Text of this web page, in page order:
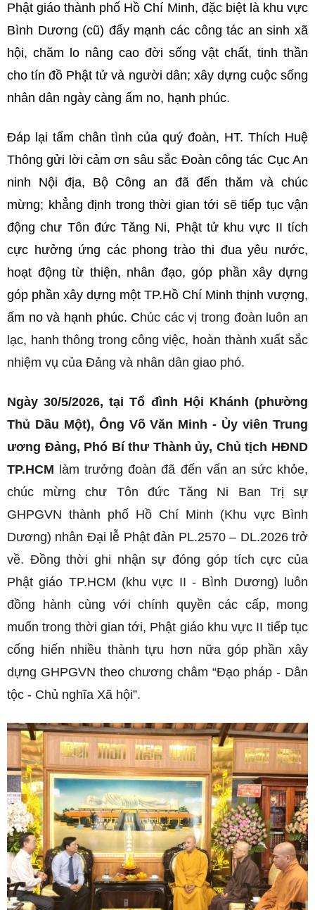
Phật giáo thành phố Hồ Chí Minh, đặc biệt là khu vực
Bình Dương (cũ) đẩy mạnh các công tác an sinh xã
hội, chăm lo nâng cao đời sống vật chất, tinh thần
cho tín đồ Phật tử và người dân; xây dựng cuộc sống
nhân dân ngày càng ấm no, hạnh phúc.
Đáp lại tấm chân tình của quý đoàn, HT. Thích Huệ
Thông gửi lời cảm ơn sâu sắc Đoàn công tác Cục An
ninh Nội địa, Bộ Công an đã đến thăm và chúc
mừng; khẳng định trong thời gian tới sẽ tiếp tục vận
động chư Tôn đức Tăng Ni, Phật tử khu vực II tích
cực hưởng ứng các phong trào thi đua yêu nước,
hoạt động từ thiện, nhân đạo, góp phần xây dựng
góp phần xây dựng một TP.Hồ Chí Minh thịnh vượng,
ấm no và hạnh phúc. Chúc các vị trong đoàn luôn an
lạc, hanh thông trong công việc, hoàn thành xuất sắc
nhiệm vụ của Đảng và nhân dân giao phó.
Ngày 30/5/2026, tại Tổ đình Hội Khánh (phường
Thủ Dầu Một), Ông Võ Văn Minh - Ủy viên Trung
ương Đảng, Phó Bí thư Thành ủy, Chủ tịch HĐND
TP.HCM làm trưởng đoàn đã đến vấn an sức khỏe,
chúc mừng chư Tôn đức Tăng Ni Ban Trị sự
GHPGVN thành phố Hồ Chí Minh (Khu vực Bình
Dương) nhân Đại lễ Phật đản PL.2570 – DL.2026 trở
về. Đồng thời ghi nhận sự đóng góp tích cực của
Phật giáo TP.HCM (khu vực II - Bình Dương) luôn
đồng hành cùng với chính quyền các cấp, mong
muốn trong thời gian tới, Phật giáo khu vực II tiếp tục
cống hiến nhiều thành tựu hơn nữa góp phần xây
dựng GHPGVN theo chương châm “Đạo pháp - Dân
tộc - Chủ nghĩa Xã hội”.